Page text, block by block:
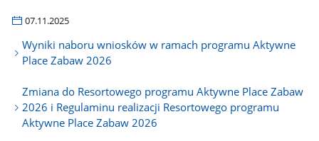
07.11.2025
Wyniki naboru wniosków w ramach programu Aktywne
Place Zabaw 2026
Zmiana do Resortowego programu Aktywne Place Zabaw
2026 i Regulaminu realizacji Resortowego programu
Aktywne Place Zabaw 2026